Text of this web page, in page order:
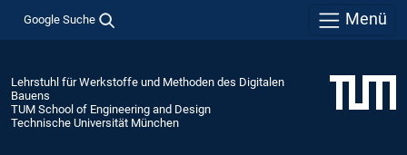
Google Suche Menü
Lehrstuhl für Werkstoffe und Methoden des Digitalen
Bauens
TUM School of Engineering and Design
Technische Universität München